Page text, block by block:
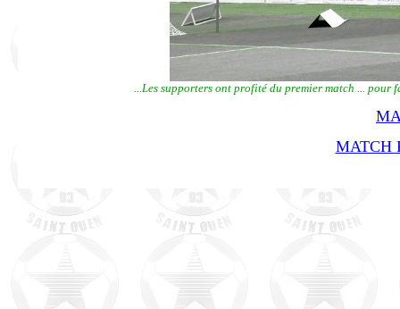
...Les supporters ont profité du premier match ...
MATCH